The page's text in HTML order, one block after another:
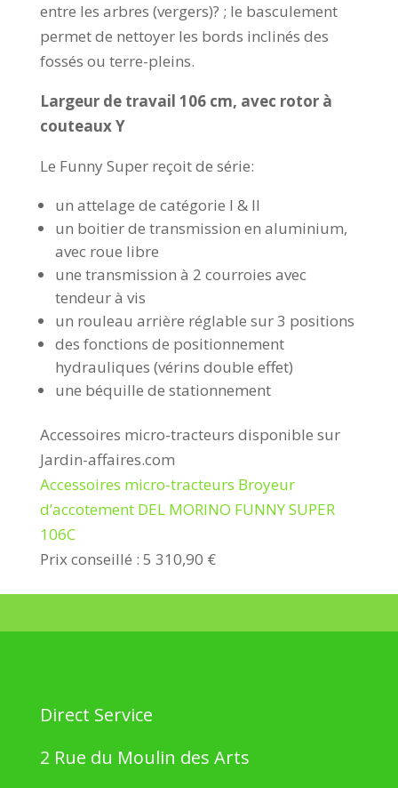
entre les arbres (vergers)? ; le basculement
permet de nettoyer les bords inclinés des
fossés ou terre-pleins.
Largeur de travail 106 cm, avec rotor à
couteaux Y
Le Funny Super reçoit de série:
un attelage de catégorie I & II
un boitier de transmission en aluminium,
avec roue libre
une transmission à 2 courroies avec
tendeur à vis
un rouleau arrière réglable sur 3 positions
des fonctions de positionnement
hydrauliques (vérins double effet)
une béquille de stationnement
Accessoires micro-tracteurs disponible sur
Jardin-affaires.com
Accessoires micro-tracteurs Broyeur
d’accotement DEL MORINO FUNNY SUPER
106C
Prix conseillé : 5 310,90 €
Direct Service
2 Rue du Moulin des Arts